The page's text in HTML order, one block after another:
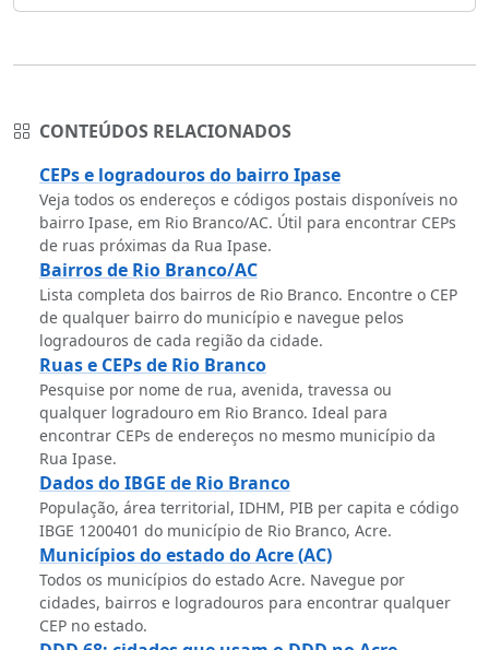
CONTEÚDOS RELACIONADOS
CEPs e logradouros do bairro Ipase
Veja todos os endereços e códigos postais disponíveis no
bairro Ipase, em Rio Branco/AC. Útil para encontrar CEPs
de ruas próximas da Rua Ipase.
Bairros de Rio Branco/AC
Lista completa dos bairros de Rio Branco. Encontre o CEP
de qualquer bairro do município e navegue pelos
logradouros de cada região da cidade.
Ruas e CEPs de Rio Branco
Pesquise por nome de rua, avenida, travessa ou
qualquer logradouro em Rio Branco. Ideal para
encontrar CEPs de endereços no mesmo município da
Rua Ipase.
Dados do IBGE de Rio Branco
População, área territorial, IDHM, PIB per capita e código
IBGE 1200401 do município de Rio Branco, Acre.
Municípios do estado do Acre (AC)
Todos os municípios do estado Acre. Navegue por
cidades, bairros e logradouros para encontrar qualquer
CEP no estado.